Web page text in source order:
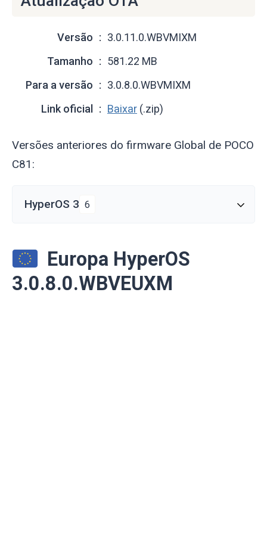
Versão
3.0.11.0.WBVMIXM
Tamanho
581.22 MB
Para a versão
3.0.8.0.WBVMIXM
Link oficial
Baixar (.zip)
Versões anteriores do firmware Global de POCO
C81:
HyperOS 3 6
Europa HyperOS
3.0.8.0.WBVEUXM